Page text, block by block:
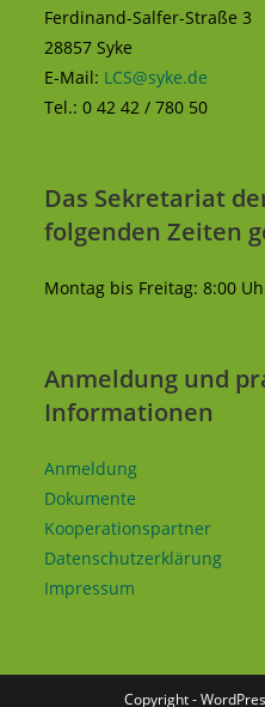
Ferdinand-Salfer-Straße 3
28857 Syke
E-Mail: LCS@syke.de
Tel.: 0 42 42 / 780 50
Das Sekretariat
folgenden Zeiten
Montag bis Freitag: 8:00
Anmeldung und
Informationen
Anmeldung
Dokumente
Kooperationspartner
Datenschutzerklärung
Impressum
Copyright -